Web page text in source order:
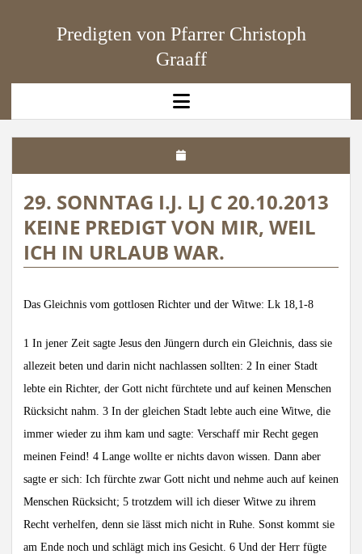
Predigten von Pfarrer Christoph
Graaff
open
menu
29. SONNTAG I.J. LJ C 20.10.2013
KEINE PREDIGT VON MIR, WEIL
ICH IN URLAUB WAR.
Das Gleichnis vom gottlosen Richter und der Witwe: Lk 18,1-8
1 In jener Zeit sagte Jesus den Jüngern durch ein Gleichnis, dass sie
allezeit beten und darin nicht nachlassen sollten: 2 In einer Stadt
lebte ein Richter, der Gott nicht fürchtete und auf keinen Menschen
Rücksicht nahm. 3 In der gleichen Stadt lebte auch eine Witwe, die
immer wieder zu ihm kam und sagte: Verschaff mir Recht gegen
meinen Feind! 4 Lange wollte er nichts davon wissen. Dann aber
sagte er sich: Ich fürchte zwar Gott nicht und nehme auch auf keinen
Menschen Rücksicht; 5 trotzdem will ich dieser Witwe zu ihrem
Recht verhelfen, denn sie lässt mich nicht in Ruhe. Sonst kommt sie
am Ende noch und schlägt mich ins Gesicht. 6 Und der Herr fügte